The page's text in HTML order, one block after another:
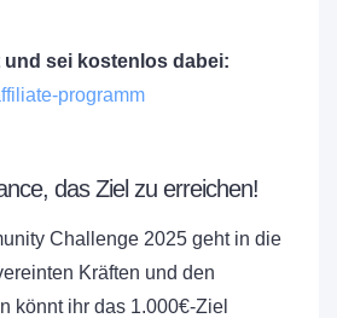
und sei kostenlos dabei:
programm
das Ziel zu erreichen!
Challenge 2025 geht in die
Kräften und den
könnt ihr das 1.000€-Ziel